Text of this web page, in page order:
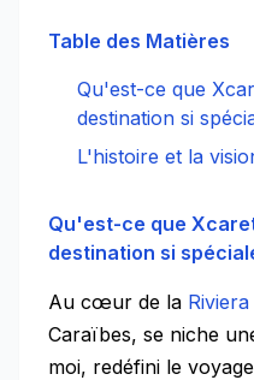
Table des Matières
Qu'est-ce que
destination si
L'histoire et la
Qu'est-ce que
destination si
Au cœur de la
Caraïbes, se niche
moi, redéfini le